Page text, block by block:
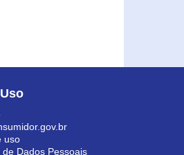
uso
Dados Pessoais